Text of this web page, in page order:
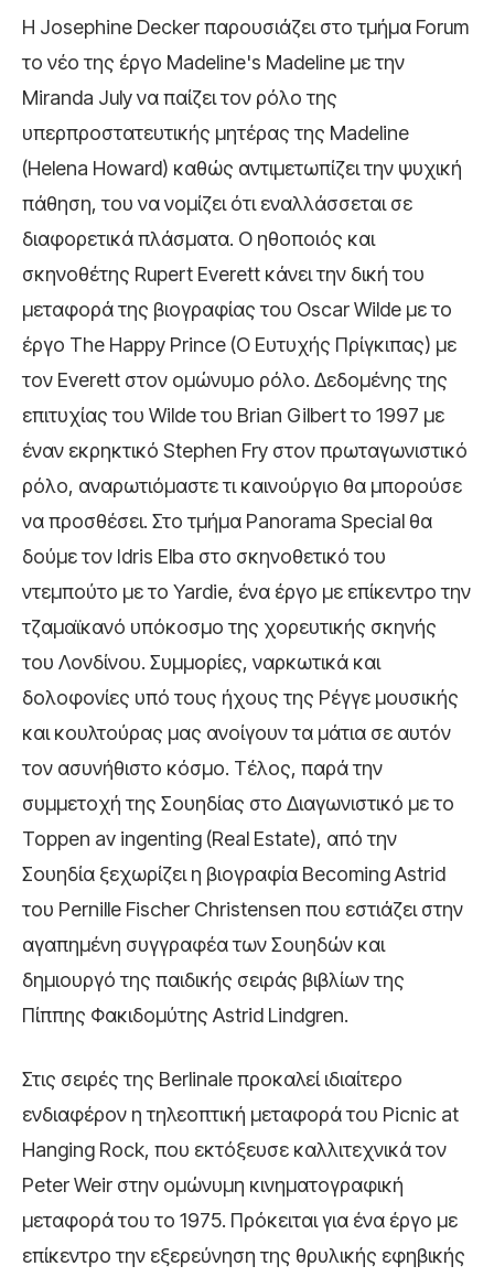
Η Josephine Decker παρουσιάζει στο τμήμα Forum
το νέο της έργο Madeline's Madeline με την
Miranda July να παίζει τον ρόλο της
υπερπροστατευτικής μητέρας της Madeline
(Helena Howard) καθώς αντιμετωπίζει την ψυχική
πάθηση, του να νομίζει ότι εναλλάσσεται σε
διαφορετικά πλάσματα. O ηθοποιός και
σκηνοθέτης Rupert Everett κάνει την δική του
μεταφορά της βιογραφίας του Oscar Wilde με το
έργο The Happy Prince (Ο Ευτυχής Πρίγκιπας) με
τον Everett στον ομώνυμο ρόλο. Δεδομένης της
επιτυχίας του Wilde του Brian Gilbert το 1997 με
έναν εκρηκτικό Stephen Fry στον πρωταγωνιστικό
ρόλο, αναρωτιόμαστε τι καινούργιο θα μπορούσε
να προσθέσει. Στο τμήμα Panorama Special θα
δούμε τον Idris Elba στο σκηνοθετικό του
ντεμπούτο με το Yardie, ένα έργο με επίκεντρο την
τζαμαϊκανό υπόκοσμο της χορευτικής σκηνής
του Λονδίνου. Συμμορίες, ναρκωτικά και
δολοφονίες υπό τους ήχους της Ρέγγε μουσικής
και κουλτούρας μας ανοίγουν τα μάτια σε αυτόν
τον ασυνήθιστο κόσμο. Τέλος, παρά την
συμμετοχή της Σουηδίας στο Διαγωνιστικό με το
Toppen av ingenting (Real Estate), από την
Σουηδία ξεχωρίζει η βιογραφία Becoming Astrid
του Pernille Fischer Christensen που εστιάζει στην
αγαπημένη συγγραφέα των Σουηδών και
δημιουργό της παιδικής σειράς βιβλίων της
Πίππης Φακιδομύτης Astrid Lindgren.
Στις σειρές της Berlinale προκαλεί ιδιαίτερο
ενδιαφέρον η τηλεοπτική μεταφορά του Picnic at
Hanging Rock, που εκτόξευσε καλλιτεχνικά τον
Peter Weir στην ομώνυμη κινηματογραφική
μεταφορά του το 1975. Πρόκειται για ένα έργο με
επίκεντρο την εξερεύνηση της θρυλικής εφηβικής